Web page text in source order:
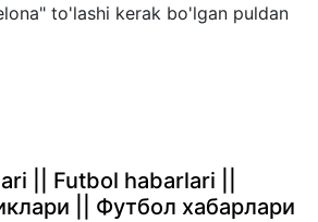
to'lashi kerak bo'lgan puldan
|| Futbol habarlari ||
|| Футбол хабарлари